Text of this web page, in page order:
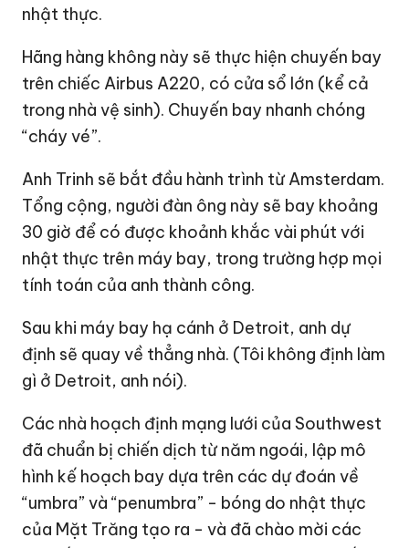
nhật thực.
Hãng hàng không này sẽ thực hiện chuyến bay
trên chiếc Airbus A220, có cửa sổ lớn (kể cả
trong nhà vệ sinh). Chuyến bay nhanh chóng
“cháy vé”.
Anh Trinh sẽ bắt đầu hành trình từ Amsterdam.
Tổng cộng, người đàn ông này sẽ bay khoảng
30 giờ để có được khoảnh khắc vài phút với
nhật thực trên máy bay, trong trường hợp mọi
tính toán của anh thành công.
Sau khi máy bay hạ cánh ở Detroit, anh dự
định sẽ quay về thẳng nhà. (Tôi không định làm
gì ở Detroit, anh nói).
Các nhà hoạch định mạng lưới của Southwest
đã chuẩn bị chiến dịch từ năm ngoái, lập mô
hình kế hoạch bay dựa trên các dự đoán về
“umbra” và “penumbra” - bóng do nhật thực
của Mặt Trăng tạo ra - và đã chào mời các